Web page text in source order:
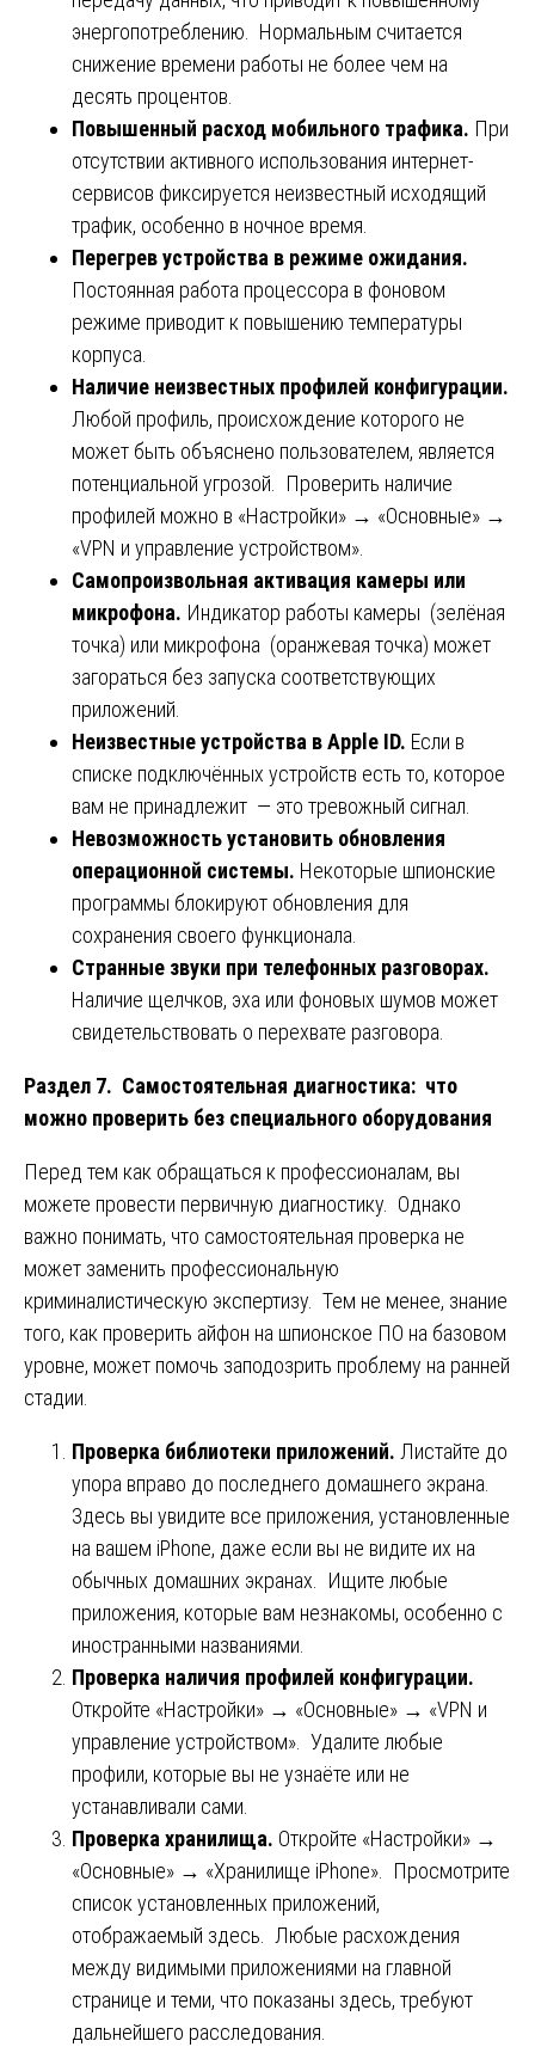
энергопотреблению. Нормальным считается
снижение времени работы не более чем на
десять процентов.
Повышенный расход мобильного трафика. При
отсутствии активного использования интернет-
сервисов фиксируется неизвестный исходящий
трафик, особенно в ночное время.
Перегрев устройства в режиме ожидания.
Постоянная работа процессора в фоновом
режиме приводит к повышению температуры
корпуса.
Наличие неизвестных профилей конфигурации.
Любой профиль, происхождение которого не
может быть объяснено пользователем, является
потенциальной угрозой. Проверить наличие
профилей можно в «Настройки» → «Основные» →
«VPN и управление устройством».
Самопроизвольная активация камеры или
микрофона. Индикатор работы камеры (зелёная
точка) или микрофона (оранжевая точка) может
загораться без запуска соответствующих
приложений.
Неизвестные устройства в Apple ID. Если в
списке подключённых устройств есть то, которое
вам не принадлежит — это тревожный сигнал.
Невозможность установить обновления
операционной системы. Некоторые шпионские
программы блокируют обновления для
сохранения своего функционала.
Странные звуки при телефонных разговорах.
Наличие щелчков, эха или фоновых шумов может
свидетельствовать о перехвате разговора.
Раздел 7. Самостоятельная диагностика: что
можно проверить без специального оборудования
Перед тем как обращаться к профессионалам, вы
можете провести первичную диагностику. Однако
важно понимать, что самостоятельная проверка не
может заменить профессиональную
криминалистическую экспертизу. Тем не менее, знание
того, как проверить айфон на шпионское ПО на базовом
уровне, может помочь заподозрить проблему на ранней
стадии.
Проверка библиотеки приложений. Листайте до
упора вправо до последнего домашнего экрана.
Здесь вы увидите все приложения, установленные
на вашем iPhone, даже если вы не видите их на
обычных домашних экранах. Ищите любые
приложения, которые вам незнакомы, особенно с
иностранными названиями.
Проверка наличия профилей конфигурации.
Откройте «Настройки» → «Основные» → «VPN и
управление устройством». Удалите любые
профили, которые вы не узнаёте или не
устанавливали сами.
Проверка хранилища. Откройте «Настройки» →
«Основные» → «Хранилище iPhone». Просмотрите
список установленных приложений,
отображаемый здесь. Любые расхождения
между видимыми приложениями на главной
странице и теми, что показаны здесь, требуют
дальнейшего расследования.